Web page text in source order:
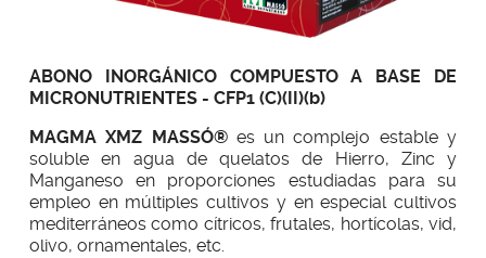
ABONO INORGÁNICO COMPUESTO A BASE DE
MICRONUTRIENTES - CFP1 (C)(II)(b)
MAGMA XMZ MASSÓ® es un complejo estable y
soluble en agua de quelatos de Hierro, Zinc y
Manganeso en proporciones estudiadas para su
empleo en múltiples cultivos y en especial cultivos
mediterráneos como cítricos, frutales, hortícolas, vid,
olivo, ornamentales, etc.